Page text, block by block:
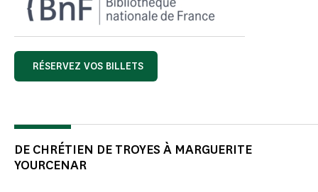
RÉSERVEZ VOS BILLETS
DE CHRÉTIEN DE TROYES À MARGUERITE
YOURCENAR